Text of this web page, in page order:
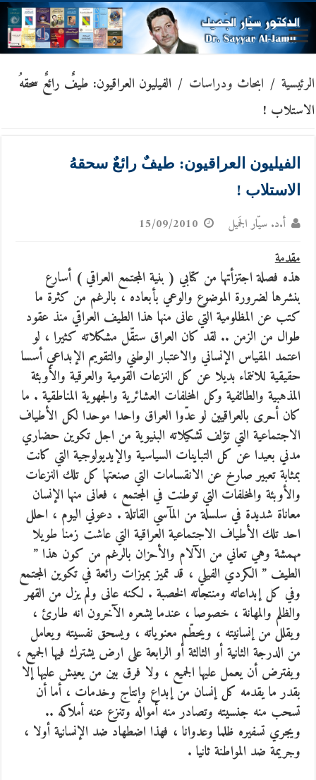
الرئيسية / ابحاث ودراسات / الفيليون العراقيون: طيفٌ رائعٌ سحقهُ
الاستلاب !
الفيليون العراقيون: طيفٌ رائعٌ سحقهُ
الاستلاب !
أ.د. سيّار الجَميل 15/09/2010
مقدمة
هذه فصلة اجتزأتها من كتابي ( بنية المجتمع العراقي ) أسارع
بنشرها لضرورة الموضوع والوعي بأبعاده ، بالرغم من كثرة ما
كتب عن المظلومية التي عانى منها هذا الطيف العراقي منذ عقود
طوال من الزمن .. لقد كان العراق ستقّل مشكلاته كثيرا ، لو
اعتمد المقياس الإنساني والاعتبار الوطني والتقويم الإبداعي أسسا
حقيقية للانتماء بديلا عن كل النزعات القومية والعرقية والأوبئة
المذهبية والطائفية وكل المخلفات العشائرية والجهوية المناطقية . ما
كان أحرى بالعراقيين لو عدّوا العراق واحدا موحدا لكل الأطياف
الاجتماعية التي تؤلف تشكيلاته البنيوية من اجل تكوين حضاري
مدني بعيدا عن كل التباينات السياسية والإيديولوجية التي كانت
بمثابة تعبير صارخ عن الانقسامات التي صنعتها كل تلك النزعات
والأوبئة والمخلفات التي توطنت في المجتمع ، فعانى منها الإنسان
معاناة شديدة في سلسلة من المآسي القاتلة . دعوني اليوم ، احلل
احد تلك الأطياف الاجتماعية العراقية التي عاشت زمنا طويلا
مهمشة وهي تعاني من الآلام والأحزان بالرغم من كون هذا ”
الطيف ” الكردي الفيلي ، قد تميز بميزات رائعة في تكوين المجتمع
وفي كل إبداعاته ومنتجاته الخصبة . لكنه عانى ولم يزل من القهر
والظلم والمهانة ، خصوصا ، عندما يشعره الآخرون انه طارئ ،
ويقلل من إنسانيته ، ويحطّم معنوياته ، ويسحق نفسيته ويعامل
من الدرجة الثانية أو الثالثة أو الرابعة على ارض يشترك فيها الجميع ،
ويفترض أن يعمل عليها الجميع ، ولا فرق بين من يعيش عليها إلا
بقدر ما يقدمه كل إنسان من إبداع وإنتاج وخدمات ، أما أن
تسحب منه جنسيته وتصادر منه أمواله وتنزع عنه أملاكه ..
ويجري تسفيره ظلما وعدوانا ، فهذا اضطهاد ضد الإنسانية أولا ،
وجريمة ضد المواطنة ثانيا .